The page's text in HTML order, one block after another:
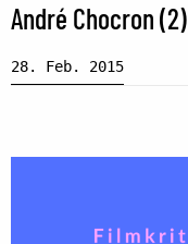
André Chocron (2)
28. Feb. 2015